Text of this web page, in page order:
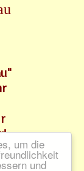
um die
und